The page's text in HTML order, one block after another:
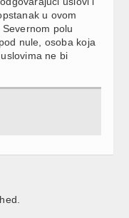
u ovom
polu
nule, osoba koja
ne bi